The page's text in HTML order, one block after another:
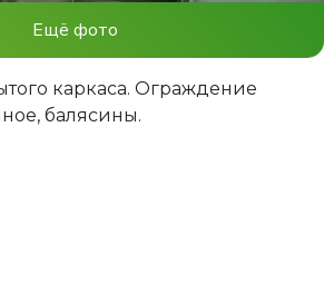
Ещё фото
каркаса. Ограждение
балясины.